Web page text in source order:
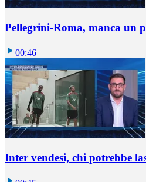
Pellegrini-Roma, manca un
00:46
Inter vendesi, chi potrebbe